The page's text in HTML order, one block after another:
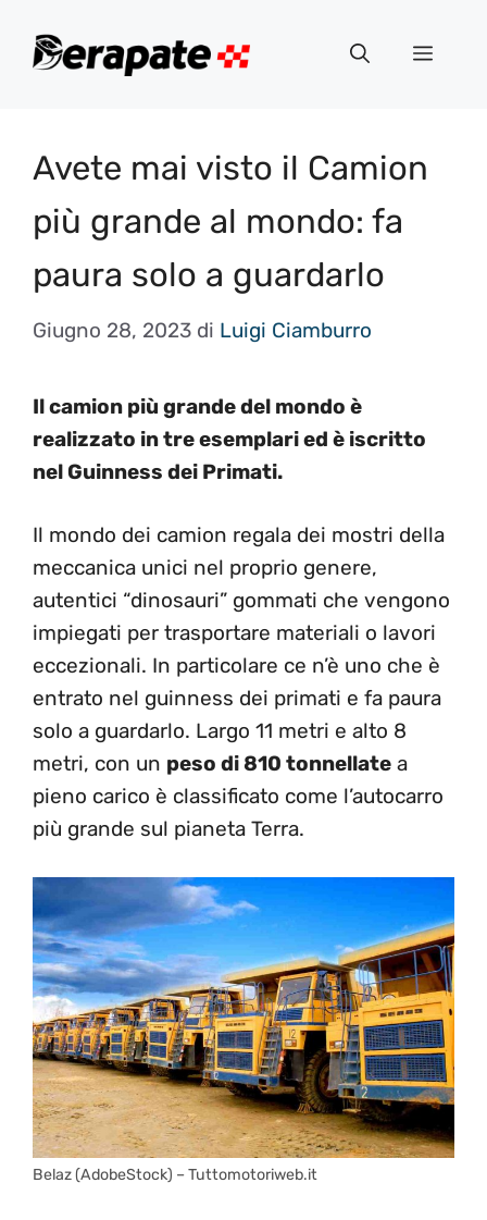
Menu
Avete mai visto il Camion
più grande al mondo: fa
paura solo a guardarlo
Giugno 28, 2023 di Luigi Ciamburro
Il camion più grande del mondo è
realizzato in tre esemplari ed è iscritto
nel Guinness dei Primati.
Il mondo dei camion regala dei mostri della
meccanica unici nel proprio genere,
autentici “dinosauri” gommati che vengono
impiegati per trasportare materiali o lavori
eccezionali. In particolare ce n’è uno che è
entrato nel guinness dei primati e fa paura
solo a guardarlo. Largo 11 metri e alto 8
metri, con un peso di 810 tonnellate a
pieno carico è classificato come l’autocarro
più grande sul pianeta Terra.
Belaz (AdobeStock) – Tuttomotoriweb.it